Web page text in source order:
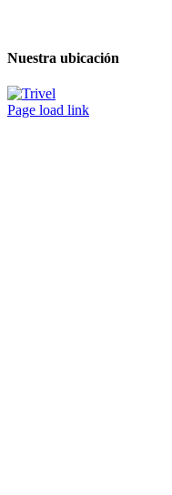
Nuestra ubicación
Page load link